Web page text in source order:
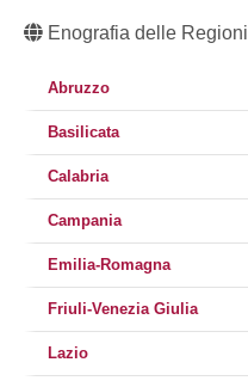
Enografia delle Regioni
Abruzzo
Basilicata
Calabria
Campania
Emilia-Romagna
Friuli-Venezia Giulia
Lazio